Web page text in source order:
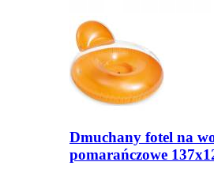
Dmuchany fotel na
pomarańczowe